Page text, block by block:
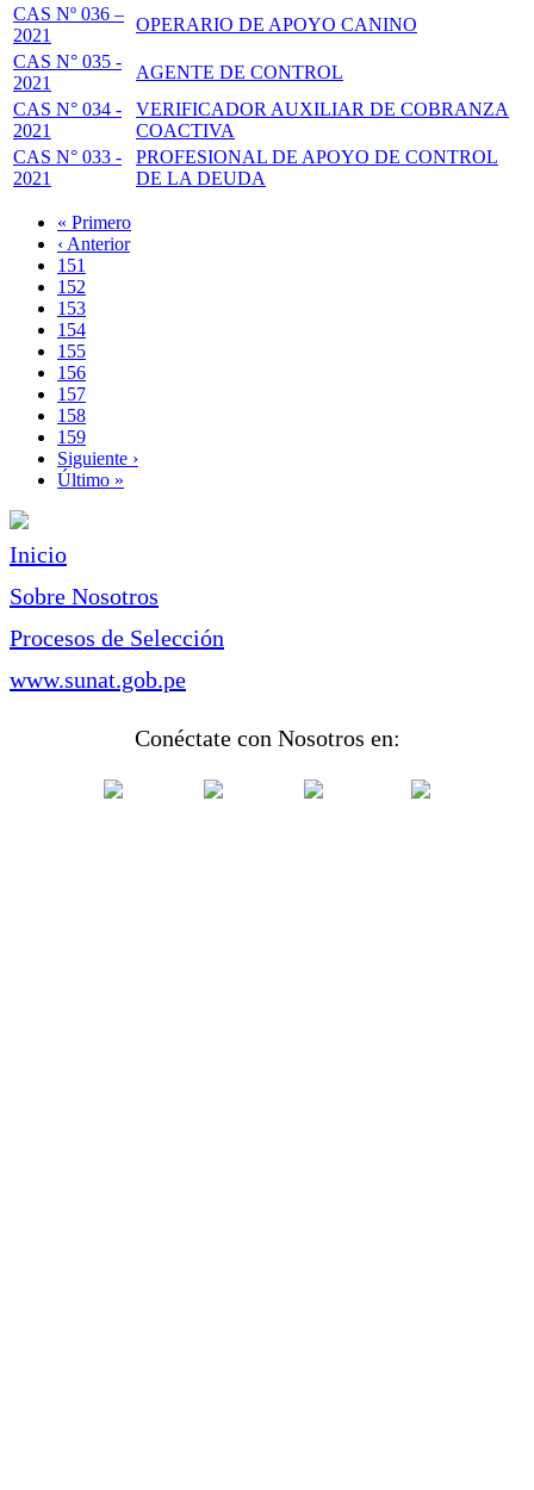
CAS Nº 036 –
2021
OPERARIO DE APOYO CANINO
CAS N° 035 -
2021
AGENTE DE CONTROL
CAS N° 034 -
2021
VERIFICADOR AUXILIAR DE COBRANZA
COACTIVA
CAS N° 033 -
2021
PROFESIONAL DE APOYO DE CONTROL
DE LA DEUDA
Paginación
Primera
página
« Primero
Página
anterior
‹ Anterior
Page
151
Page
152
Page
153
Page
154
Página
actual
155
Page
156
Page
157
Page
158
Page
159
Siguiente
página
Siguiente ›
Última
Último »
Inicio
Sobre Nosotros
Procesos de Selección
www.sunat.gob.pe
Conéctate con Nosotros en: